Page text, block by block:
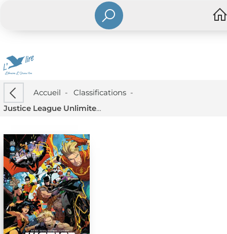
Accueil - Classifications-
Justice League Unlimited Tome 2 : Nous Sommes Le Passe